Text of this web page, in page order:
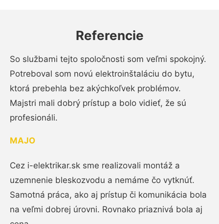
Referencie
So službami tejto spoločnosti som veľmi spokojný.
Potreboval som novú elektroinštaláciu do bytu,
ktorá prebehla bez akýchkoľvek problémov.
Majstri mali dobrý prístup a bolo vidieť, že sú
profesionáli.
MAJO
Cez i-elektrikar.sk sme realizovali montáž a
uzemnenie bleskozvodu a nemáme čo vytknúť.
Samotná práca, ako aj prístup či komunikácia bola
na veľmi dobrej úrovni. Rovnako priaznivá bola aj